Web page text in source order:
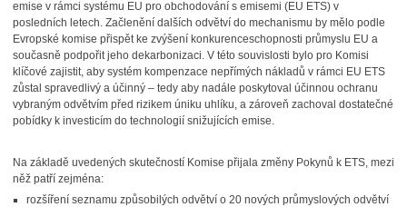
emise v rámci systému EU pro obchodování s emisemi (EU ETS) v
posledních letech. Začlenění dalších odvětví do mechanismu by mělo podle
Evropské komise přispět ke zvýšení konkurenceschopnosti průmyslu EU a
současně podpořit jeho dekarbonizaci. V této souvislosti bylo pro Komisi
klíčové zajistit, aby systém kompenzace nepřímých nákladů v rámci EU ETS
zůstal spravedlivý a účinný – tedy aby nadále poskytoval účinnou ochranu
vybraným odvětvím před rizikem úniku uhlíku, a zároveň zachoval dostatečné
pobídky k investicím do technologií snižujících emise.
Na základě uvedených skutečností Komise přijala změny Pokynů k ETS, mezi
něž patří zejména:
rozšíření seznamu způsobilých odvětví o 20 nových průmyslových odvětví